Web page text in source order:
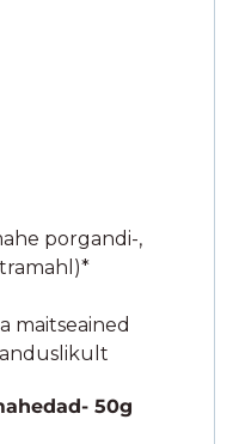
porgandi-,
maitseained
50g